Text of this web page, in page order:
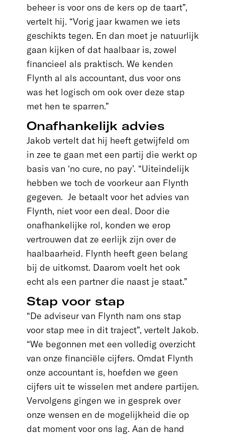
beheer is voor ons de kers op de taart”,
vertelt hij. “Vorig jaar kwamen we iets
geschikts tegen. En dan moet je natuurlijk
gaan kijken of dat haalbaar is, zowel
financieel als praktisch. We kenden
Flynth al als accountant, dus voor ons
was het logisch om ook over deze stap
met hen te sparren.”
Onafhankelijk advies
Jakob vertelt dat hij heeft getwijfeld om
in zee te gaan met een partij die werkt op
basis van ‘no cure, no pay’. “Uiteindelijk
hebben we toch de voorkeur aan Flynth
gegeven. Je betaalt voor het advies van
Flynth, niet voor een deal. Door die
onafhankelijke rol, konden we erop
vertrouwen dat ze eerlijk zijn over de
haalbaarheid. Flynth heeft geen belang
bij de uitkomst. Daarom voelt het ook
echt als een partner die naast je staat.”
Stap voor stap
“De adviseur van Flynth nam ons stap
voor stap mee in dit traject”, vertelt Jakob.
“We begonnen met een volledig overzicht
van onze financiële cijfers. Omdat Flynth
onze accountant is, hoefden we geen
cijfers uit te wisselen met andere partijen.
Vervolgens gingen we in gesprek over
onze wensen en de mogelijkheid die op
dat moment voor ons lag. Aan de hand